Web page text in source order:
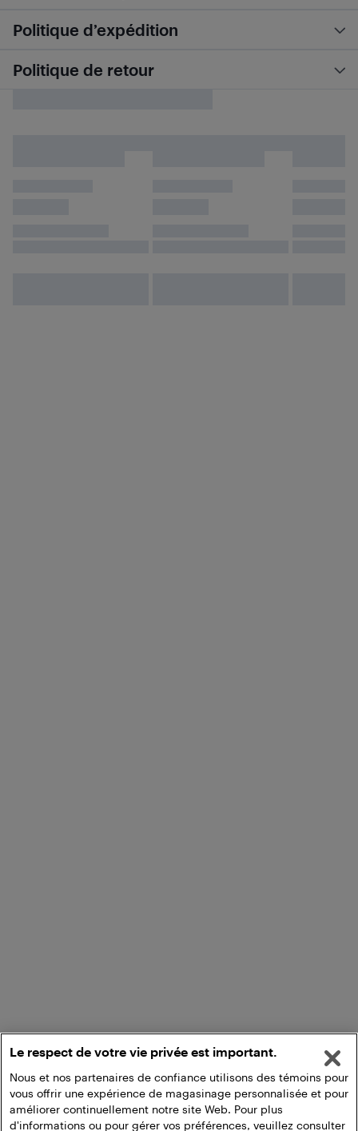
Politique d’expédition
Politique de retour
Le respect de votre vie privée est important.
Nous et nos partenaires de confiance utilisons des témoins pour
vous offrir une expérience de magasinage personnalisée et pour
améliorer continuellement notre site Web. Pour plus
d'informations ou pour gérer vos préférences, veuillez consulter